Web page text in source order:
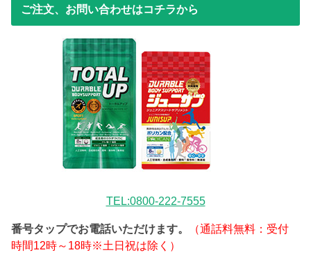
ご注文、お問い合わせはコチラから
TEL:0800-222-7555
番号タップでお電話いただけます。
（通話料無料：受付
時間12時～18時※土日祝は除く）